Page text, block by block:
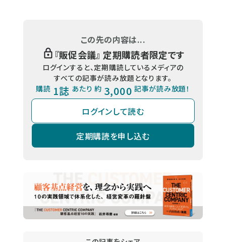
この先の内容は...
『販促会議』 定期購読者限定です
ログインすると、定期購読しているメディアの
すべての記事が読み放題となります。
購読 1誌 あたり 約 3,000 記事が読み放題！
ログインして読む
定期購読を申し込む